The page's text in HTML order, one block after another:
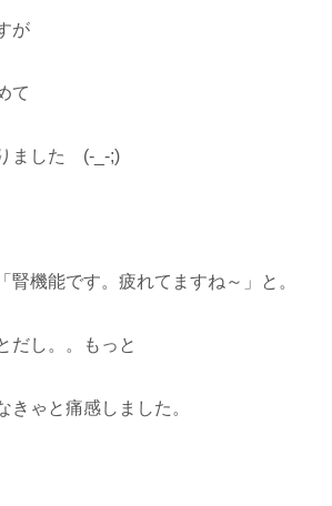
が
て
ました (-_-;)
腎機能です。疲れてますね～」と。
だし。。もっと
きゃと痛感しました。